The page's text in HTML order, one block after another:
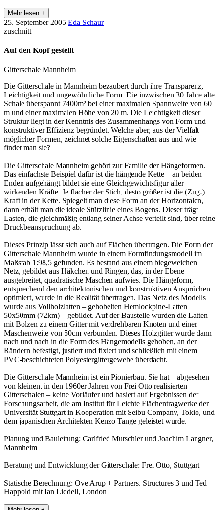
Mehr lesen +
25. September 2005 Eda Schaur
zuschnitt
Auf den Kopf gestellt
Gitterschale Mannheim
Die Gitterschale in Mannheim bezaubert durch ihre Transparenz,
Leichtigkeit und ungewöhnliche Form. Die inzwischen 30 Jahre alte
Schale überspannt 7400m² bei einer maximalen Spannweite von 60
m und einer maximalen Höhe von 20 m. Die Leichtigkeit dieser
Struktur liegt in der Kenntnis des Zusammenhangs von Form und
konstruktiver Effizienz begründet. Welche aber, aus der Vielfalt
möglicher Formen, zeichnet solche Eigenschaften aus und wie
findet man sie?
Die Gitterschale Mannheim gehört zur Familie der Hängeformen.
Das einfachste Beispiel dafür ist die hängende Kette – an beiden
Enden aufgehängt bildet sie eine Gleichgewichtsfigur aller
wirkenden Kräfte. Je flacher der Stich, desto größer ist die (Zug-)
Kraft in der Kette. Spiegelt man diese Form an der Horizontalen,
dann erhält man die ideale Stützlinie eines Bogens. Dieser trägt
Lasten, die gleichmäßig entlang seiner Achse verteilt sind, über reine
Druckbeanspruchung ab.
Dieses Prinzip lässt sich auch auf Flächen übertragen. Die Form der
Gitterschale Mannheim wurde in einem Formfindungsmodell im
Maßstab 1:98,5 gefunden. Es bestand aus einem biegeweichen
Netz, gebildet aus Häkchen und Ringen, das, in der Ebene
ausgebreitet, quadratische Maschen aufwies. Die Hängeform,
entsprechend den architektonischen und konstruktiven Ansprüchen
optimiert, wurde in die Realität übertragen. Das Netz des Modells
wurde aus Vollholzlatten – gehobelten Hemlockpine-Latten
50x50mm (72km) – gebildet. Auf der Baustelle wurden die Latten
mit Bolzen zu einem Gitter mit verdrehbaren Knoten und einer
Maschenweite von 50cm verbunden. Dieses Holzgitter wurde dann
nach und nach in die Form des Hängemodells gehoben, an den
Rändern befestigt, justiert und fixiert und schließlich mit einem
PVC-beschichteten Polyestergittergewebe überdacht.
Die Gitterschale Mannheim ist ein Pionierbau. Sie hat – abgesehen
von kleinen, in den 1960er Jahren von Frei Otto realisierten
Gitterschalen – keine Vorläufer und basiert auf Ergebnissen der
Forschungsarbeit, die am Institut für Leichte Flächentragwerke der
Universität Stuttgart in Kooperation mit Seibu Company, Tokio, und
dem japanischen Architekten Kenzo Tange geleistet wurde.
Planung und Bauleitung: Carlfried Mutschler und Joachim Langner,
Mannheim
Beratung und Entwicklung der Gitterschale: Frei Otto, Stuttgart
Statische Berechnung: Ove Arup + Partners, Structures 3 und Ted
Happold mit Ian Liddell, London